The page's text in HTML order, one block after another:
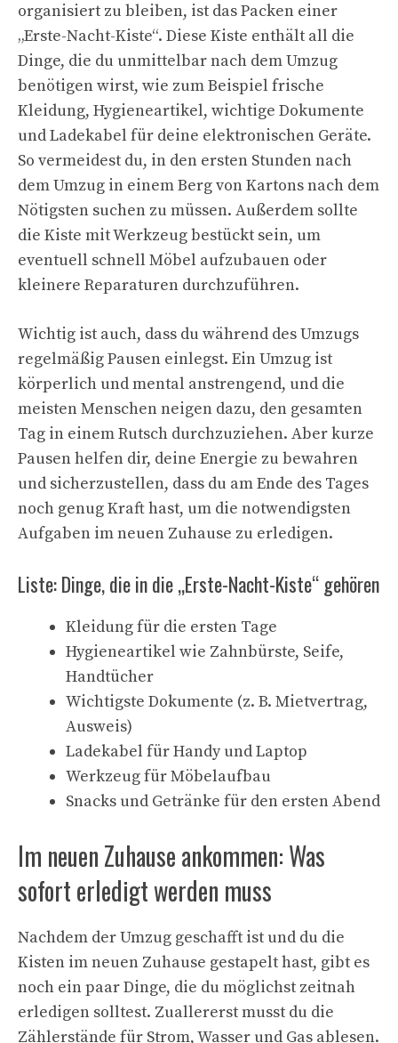
organisiert zu bleiben, ist das Packen einer
„Erste-Nacht-Kiste“. Diese Kiste enthält all die
Dinge, die du unmittelbar nach dem Umzug
benötigen wirst, wie zum Beispiel frische
Kleidung, Hygieneartikel, wichtige Dokumente
und Ladekabel für deine elektronischen Geräte.
So vermeidest du, in den ersten Stunden nach
dem Umzug in einem Berg von Kartons nach dem
Nötigsten suchen zu müssen. Außerdem sollte
die Kiste mit Werkzeug bestückt sein, um
eventuell schnell Möbel aufzubauen oder
kleinere Reparaturen durchzuführen.
Wichtig ist auch, dass du während des Umzugs
regelmäßig Pausen einlegst. Ein Umzug ist
körperlich und mental anstrengend, und die
meisten Menschen neigen dazu, den gesamten
Tag in einem Rutsch durchzuziehen. Aber kurze
Pausen helfen dir, deine Energie zu bewahren
und sicherzustellen, dass du am Ende des Tages
noch genug Kraft hast, um die notwendigsten
Aufgaben im neuen Zuhause zu erledigen.
Liste: Dinge, die in die „Erste-Nacht-Kiste“ gehören
Kleidung für die ersten Tage
Hygieneartikel wie Zahnbürste, Seife,
Handtücher
Wichtigste Dokumente (z. B. Mietvertrag,
Ausweis)
Ladekabel für Handy und Laptop
Werkzeug für Möbelaufbau
Snacks und Getränke für den ersten Abend
Im neuen Zuhause ankommen: Was
sofort erledigt werden muss
Nachdem der Umzug geschafft ist und du die
Kisten im neuen Zuhause gestapelt hast, gibt es
noch ein paar Dinge, die du möglichst zeitnah
erledigen solltest. Zuallererst musst du die
Zählerstände für Strom, Wasser und Gas ablesen.